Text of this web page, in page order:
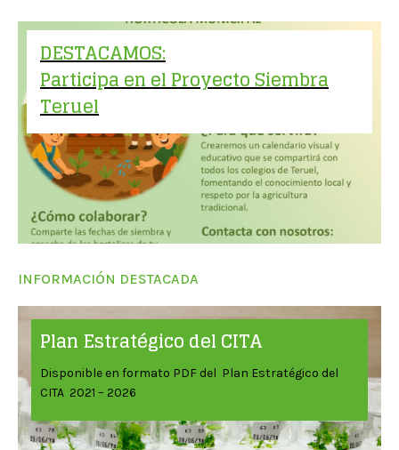
DESTACAMOS:
Participa en el Proyecto Siembra
Teruel
INFORMACIÓN DESTACADA
Plan Estratégico del CITA
Disponible en formato PDF del Plan Estratégico del
CITA 2021 – 2026